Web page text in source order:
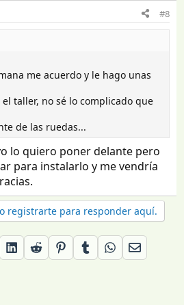
experiencia en subida de
y esta caravana?
de entre el 15 y el 20%...
dice que sube un 18% con
#8
me acuerdo y le hago unas
taller, no sé lo complicado que
de las ruedas...
lo quiero poner delante pero
para instalarlo y me vendría
registrarte para responder aquí.